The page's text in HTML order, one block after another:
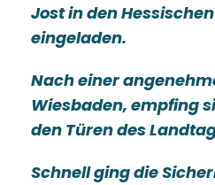
Jost in den
eingeladen.
Nach einer
Wiesbaden, empfing
den Türen des
Schnell ging die